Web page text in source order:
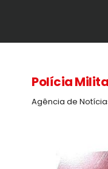
Polícia
Agência de